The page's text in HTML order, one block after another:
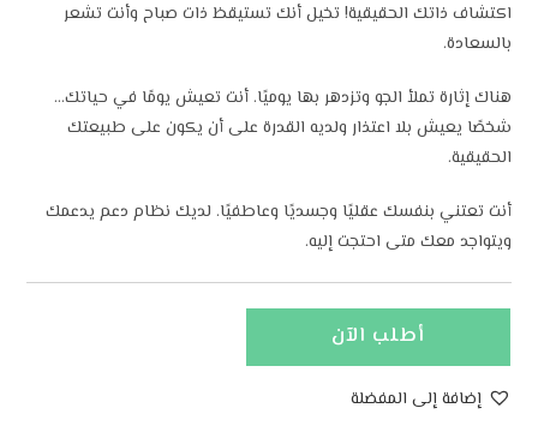
اكتشاف ذاتك الحقيقية! تخيل أنك تستيقظ ذات صباح وأنت تشعر
بالسعادة.
هناك إثارة تملأ الجو وتزدهر بها يوميًا. أنت تعيش يومًا في حياتك…
شخصًا يعيش بلا اعتذار ولديه القدرة على أن يكون على طبيعتك
الحقيقية.
أنت تعتني بنفسك عقليًا وجسديًا وعاطفيًا. لديك نظام دعم يدعمك
ويتواجد معك متى احتجت إليه.
أطلب الآن
إضافة إلى المفضلة